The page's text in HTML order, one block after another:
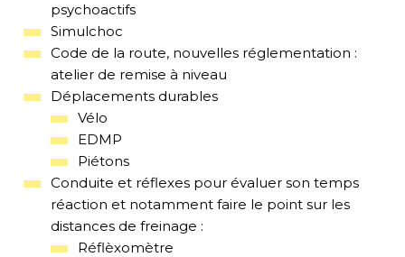
psychoactifs
Simulchoc
Code de la route, nouvelles réglementation :
atelier de remise à niveau
Déplacements durables
Vélo
EDMP
Piétons
Conduite et réflexes pour évaluer son temps
réaction et notamment faire le point sur les
distances de freinage :
Réflèxomètre